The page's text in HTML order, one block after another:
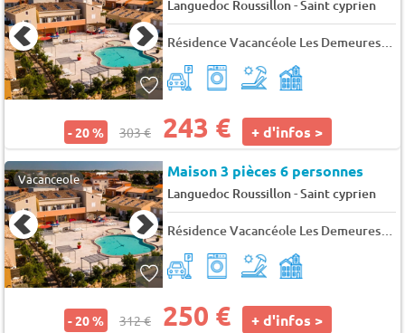
Languedoc Roussillon-Saint cyprien
- 20 % 303 € 243 € + d'infos >
Vacanceole Maison 3 pièces 6 personnes
Languedoc Roussillon-Saint cyprien
Résidence Vacancéole Les Demeures Torrellanes
- 20 % 312 € 250 € + d'infos >